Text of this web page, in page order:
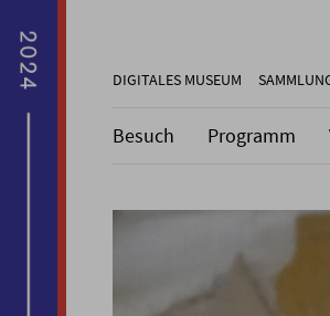
DIGITALES MUSEUM
Besuch Programm